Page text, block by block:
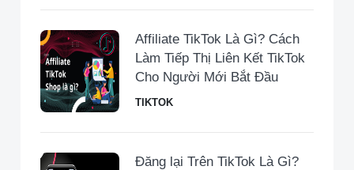
Affiliate TikTok Là Gì? Cách
Làm Tiếp Thị Liên Kết TikTok
Cho Người Mới Bắt Đầu
TIKTOK
Đăng lại Trên TikTok Là Gì?